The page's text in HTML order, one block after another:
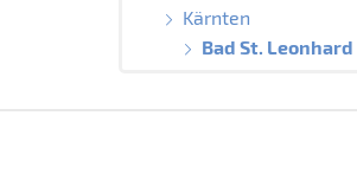
Kärnten
Bad St.